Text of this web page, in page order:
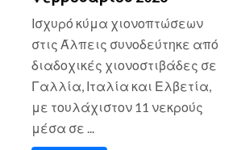
Ισχυρό κύμα χιονοπτώσεων
στις Άλπεις συνοδεύτηκε από
διαδοχικές χιονοστιβάδες σε
Γαλλία, Ιταλία και Ελβετία,
με τουλάχιστον 11 νεκρούς
μέσα σε ...